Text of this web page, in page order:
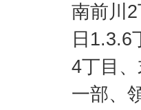
南前川
日1.3.6
4丁目
一部、